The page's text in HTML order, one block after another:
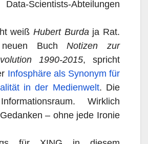
Scientists-Abteilungen
weiß Hubert Burdaja Rat.
BuchNotizen zur
1990-2015, spricht
Infosphäre als Synonym für
in der Medienwelt. Die
Wirklich
– ohne jede Ironie